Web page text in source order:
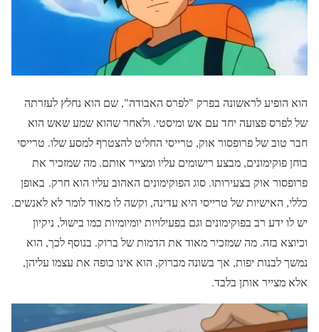
הוא הופיע לראשונה בפרק "לפרס האבודה", שם הוא נחלץ לעזרתה
של לפרס פצועה יחד עם אש ומיסטי. ולאחר שהוא שמע שאש הוא
חבר טוב של פרופסור אוק, טרייסי החליט להצטרף למסע שלו. טרייסי
בוחן פוקימונים, מבצע רישומים עליו ומצייר אותם. מה שמזכיר את
פרופסור אוק בצעירותו. סוג הפוקימונים האהוב עליו הוא חרק. באופן
כללי, האישיות של טרייסי היא עדינה, וקשה לו מאוד לומר לא לאנשים.
יש לו ידע רב בפוקימונים וגם בפעילויות יומיומיות כמו בישול, ניקיון
וכיוצא בזה. מה שמזכיר מאוד את הדמות של ברוק. בנוסף לכך, הוא
נמשך לבנות יפות, אך בשונה מברוק, הוא אינו כופה את עצמו עליהן,
אלא מצייר אותן בלבד.